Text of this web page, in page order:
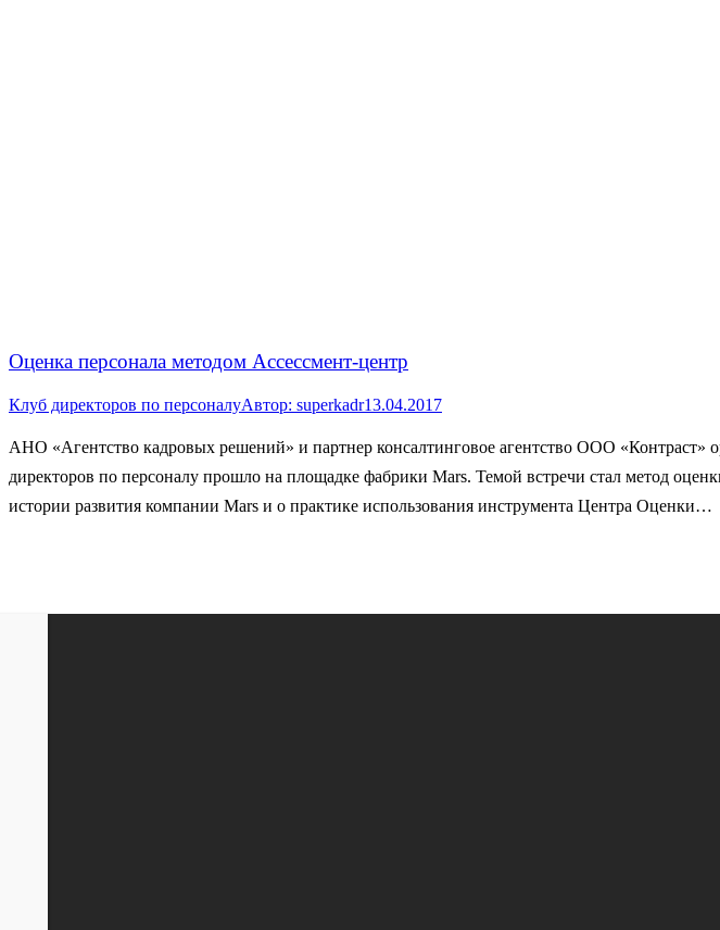
Оценка персонала методом Ассессмент-центр
Клуб директоров по персоналуАвтор: superkadr13.04.2017
АНО «Агентство кадровых решений» и партнер консалтинговое агентство ООО «Контраст»
директоров по персоналу прошло на площадке фабрики Mars. Темой встречи стал метод
истории развития компании Mars и о практике использования инструмента Центра Оценки…